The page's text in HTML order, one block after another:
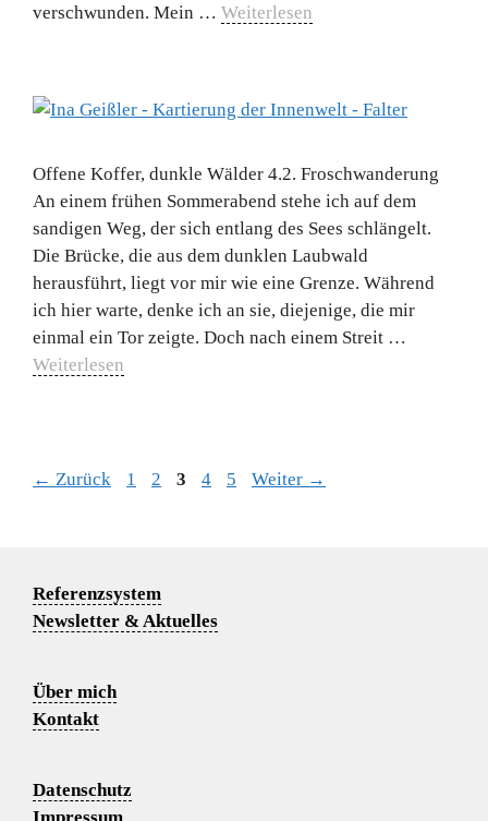
verschwunden. Mein … Weiterlesen
Offene Koffer, dunkle Wälder 4.2. Froschwanderung
An einem frühen Sommerabend stehe ich auf dem
sandigen Weg, der sich entlang des Sees schlängelt.
Die Brücke, die aus dem dunklen Laubwald
herausführt, liegt vor mir wie eine Grenze. Während
ich hier warte, denke ich an sie, diejenige, die mir
einmal ein Tor zeigte. Doch nach einem Streit …
Weiterlesen
← Zurück Seite
1 Seite
2 Seite
3 Seite
4 Seite
5 Weiter →
Referenzsystem
Newsletter & Aktuelles
Über mich
Kontakt
Datenschutz